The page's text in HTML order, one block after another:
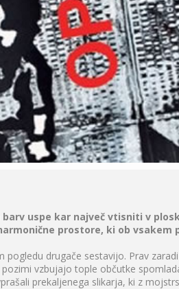
uspe kar največ vtisniti v
prostore, ki ob vsakem
drugače sestavijo. Prav
vzbujajo tople občutke
prekaljenega slikarja, ki z